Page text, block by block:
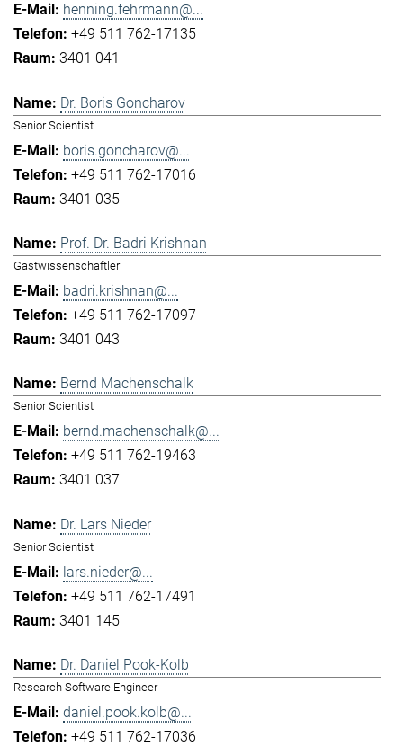
henning.fehrmann@...
+49 511 762-17135
3401 041
Dr. Boris Goncharov
Senior Scientist
boris.goncharov@...
+49 511 762-17016
3401 035
Prof. Dr. Badri Krishnan
Gastwissenschaftler
badri.krishnan@...
+49 511 762-17097
3401 043
Bernd Machenschalk
Senior Scientist
bernd.machenschalk@...
+49 511 762-19463
3401 037
Dr. Lars Nieder
Senior Scientist
lars.nieder@...
+49 511 762-17491
3401 145
Dr. Daniel Pook-Kolb
Research Software Engineer
daniel.pook.kolb@...
+49 511 762-17036